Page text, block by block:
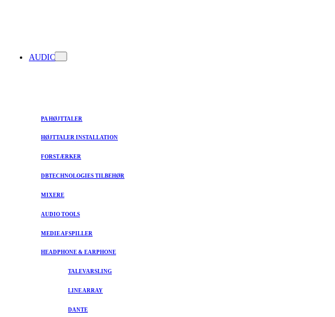
AUDIO
PA HØJTTALER
HØJTTALER INSTALLATION
FORSTÆRKER
DBTECHNOLOGIES TILBEHØR
MIXERE
AUDIO TOOLS
MEDIE AFSPILLER
HEADPHONE & EARPHONE
TALEVARSLING
LINE ARRAY
DANTE